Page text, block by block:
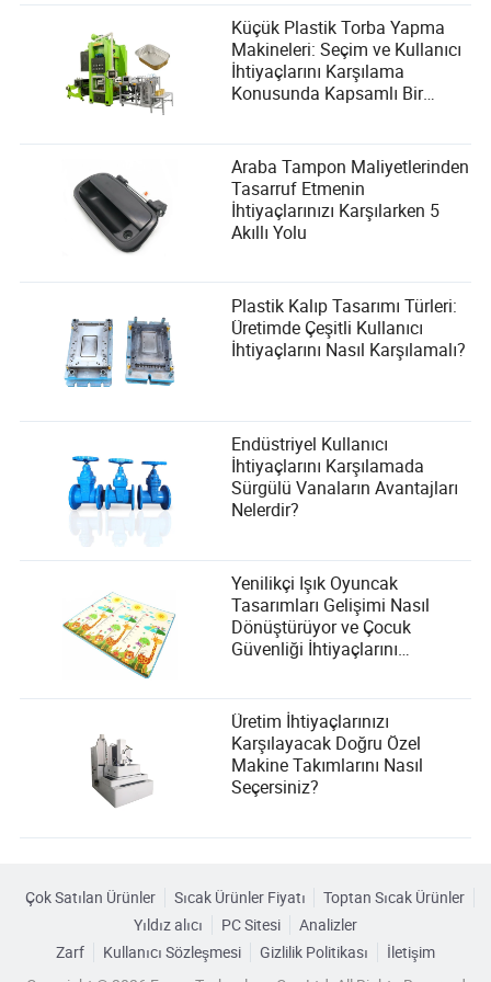
takip ederek, kesinti sürelerini en aza indirir, toplam
işletme maliyetlerini düşürür ve daha güvenli bir çalışma
ortamı sağlarsınız.
Küçük Plastik Torba Yapma
Makineleri: Seçim ve Kullanıcı
İhtiyaçlarını Karşılama
Konusunda Kapsamlı Bir
Araba Tampon Maliyetlerinden
Tasarruf Etmenin
İhtiyaçlarınızı Karşılarken 5
Akıllı Yolu
Plastik Kalıp Tasarımı Türleri:
Üretimde Çeşitli Kullanıcı
İhtiyaçlarını Nasıl Karşılamalı?
Endüstriyel Kullanıcı
İhtiyaçlarını Karşılamada
Sürgülü Vanaların Avantajları
Nelerdir?
Yenilikçi Işık Oyuncak
Tasarımları Gelişimi Nasıl
Dönüştürüyor ve Çocuk
Güvenliği İhtiyaçlarını
Üretim İhtiyaçlarınızı
Karşılayacak Doğru Özel
Makine Takımlarını Nasıl
Seçersiniz?
Çok Satılan Ürünler Sıcak Ürünler Fiyatı
Toptan Sıcak Ürünler
Yıldız alıcı
PC Sitesi
Analizler
Zarf
Kullanıcı Sözleşmesi Gizlilik Politikası
İletişim